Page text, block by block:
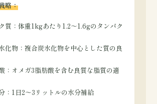
略：
質：体重1kgあたり1.2～1.6gのタンパク
化物：複合炭水化物を中心とした質の良
：オメガ3脂肪酸を含む良質な脂質の適
：1日2～3リットルの水分補給